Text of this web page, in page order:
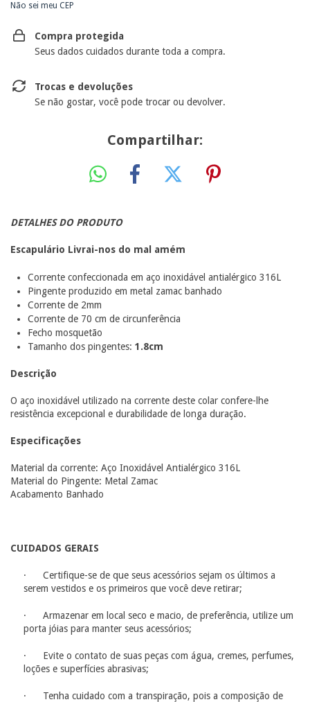
Não sei meu CEP
Compra protegida
Seus dados cuidados durante toda a compra.
Trocas e devoluções
Se não gostar, você pode trocar ou devolver.
Compartilhar:
DETALHES DO PRODUTO
Escapulário Livrai-nos do mal amém
Corrente confeccionada em aço inoxidável antialérgico 316L
Pingente produzido em metal zamac banhado
Corrente de 2mm
Corrente de 70 cm de circunferência
Fecho mosquetão
Tamanho dos pingentes: 1.8cm
Descrição
O aço inoxidável utilizado na corrente deste colar confere-lhe
resistência excepcional e durabilidade de longa duração.
Especificações
Material da corrente: Aço Inoxidável Antialérgico 316L
Material do Pingente: Metal Zamac
Acabamento Banhado
CUIDADOS GERAIS
· Certifique-se de que seus acessórios sejam os últimos a
serem vestidos e os primeiros que você deve retirar;
· Armazenar em local seco e macio, de preferência, utilize um
porta jóias para manter seus acessórios;
· Evite o contato de suas peças com água, cremes, perfumes,
loções e superfícies abrasivas;
· Tenha cuidado com a transpiração, pois a composição de